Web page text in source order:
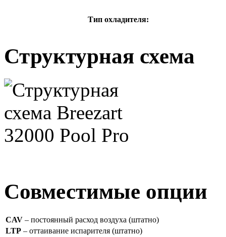
Тип охладителя:
Структурная схема
Совместимые опции
CAV – постоянный расход воздуха (штатно)
LTP – оттаивание испарителя (штатно)